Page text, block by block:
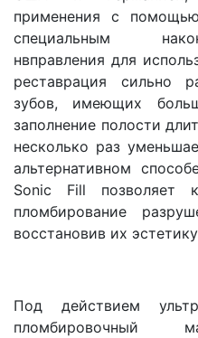
применения с
специальным
нвправления для
реставрация сильно
зубов, имеющих
заполнение полости
несколько раз
альтернативном
Sonic Fill позволяет
пломбирование
восстановив их
Под действием
пломбировочный